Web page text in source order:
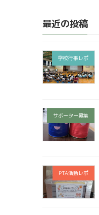
最近の投稿
学校行事レポ
サポーター募集
PTA活動レポ